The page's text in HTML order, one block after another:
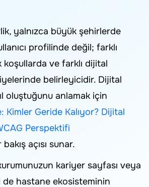
yalnızca büyük şehirlerde
profilinde değil; farklı
ve farklı dijital
belirleyicidir. Dijital
oluştuğunu anlamak için
Kimler Geride Kalıyor? Dijital
Perspektifi
açısı sunar.
kariyer sayfası veya
de hastane ekosisteminin